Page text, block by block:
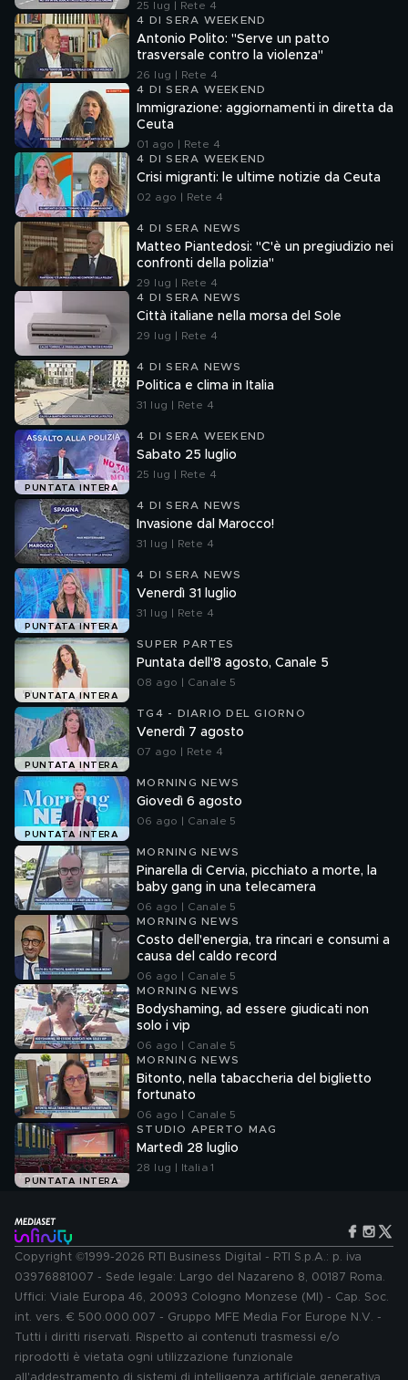
25 lug | Rete 4
4 DI SERA WEEKEND
Antonio Polito: "Serve un patto
trasversale contro la violenza"
26 lug | Rete 4
4 DI SERA WEEKEND
Immigrazione: aggiornamenti in diretta da
Ceuta
01 ago | Rete 4
4 DI SERA WEEKEND
Crisi migranti: le ultime notizie da Ceuta
02 ago | Rete 4
4 DI SERA NEWS
Matteo Piantedosi: "C'è un pregiudizio nei
confronti della polizia"
29 lug | Rete 4
4 DI SERA NEWS
Città italiane nella morsa del Sole
29 lug | Rete 4
4 DI SERA NEWS
Politica e clima in Italia
31 lug | Rete 4
PUNTATA INTERA
4 DI SERA WEEKEND
Sabato 25 luglio
25 lug | Rete 4
4 DI SERA NEWS
Invasione dal Marocco!
31 lug | Rete 4
PUNTATA INTERA
4 DI SERA NEWS
Venerdì 31 luglio
31 lug | Rete 4
PUNTATA INTERA
SUPER PARTES
Puntata dell'8 agosto, Canale 5
08 ago | Canale 5
PUNTATA INTERA
TG4 - DIARIO DEL GIORNO
Venerdì 7 agosto
07 ago | Rete 4
PUNTATA INTERA
MORNING NEWS
Giovedì 6 agosto
06 ago | Canale 5
MORNING NEWS
Pinarella di Cervia, picchiato a morte, la
baby gang in una telecamera
06 ago | Canale 5
MORNING NEWS
Costo dell'energia, tra rincari e consumi a
causa del caldo record
06 ago | Canale 5
MORNING NEWS
Bodyshaming, ad essere giudicati non
solo i vip
06 ago | Canale 5
MORNING NEWS
Bitonto, nella tabaccheria del biglietto
fortunato
06 ago | Canale 5
PUNTATA INTERA
STUDIO APERTO MAG
Martedì 28 luglio
28 lug | Italia 1
Copyright ©1999-2026 RTI Business Digital - RTI S.p.A.: p. iva
03976881007 - Sede legale: Largo del Nazareno 8, 00187 Roma.
Uffici: Viale Europa 46, 20093 Cologno Monzese (MI) - Cap. Soc.
int. vers. € 500.000.007 - Gruppo MFE Media For Europe N.V. -
Tutti i diritti riservati. Rispetto ai contenuti trasmessi e/o
riprodotti è vietata ogni utilizzazione funzionale